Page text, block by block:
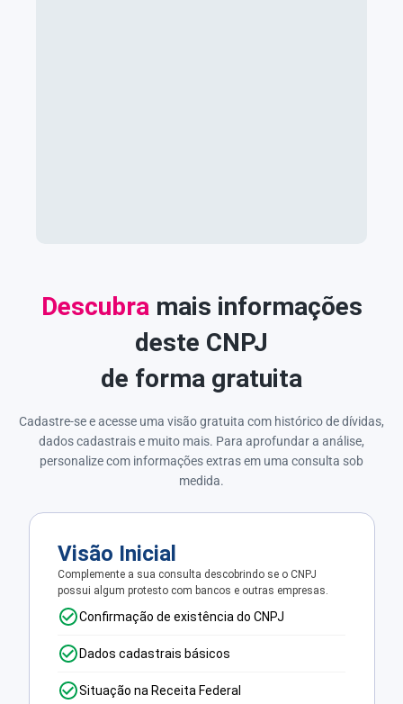
Descubra mais informações
deste CNPJ
de forma gratuita
Cadastre-se e acesse uma visão gratuita com histórico de dívidas,
dados cadastrais e muito mais. Para aprofundar a análise,
personalize com informações extras em uma consulta sob
medida.
Visão Inicial
Complemente a sua consulta descobrindo se o CNPJ
possui algum protesto com bancos e outras empresas.
Confirmação de existência do CNPJ
Dados cadastrais básicos
Situação na Receita Federal